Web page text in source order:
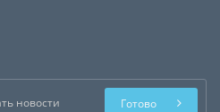
Готово